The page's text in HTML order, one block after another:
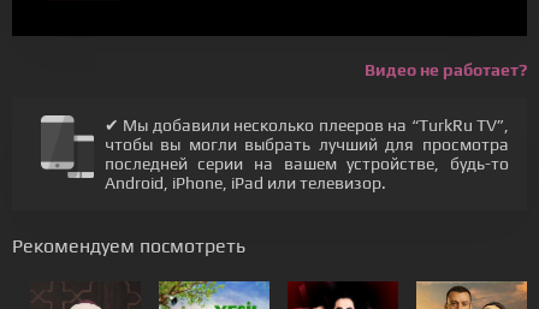
Видео не работает?
✔ Мы добавили несколько плееров на “TurkRu TV”,
чтобы вы могли выбрать лучший для просмотра
последней серии на вашем устройстве, будь-то
Android, iPhone, iPad или телевизор.
Рекомендуем посмотреть